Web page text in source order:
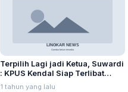
Terpilih Lagi jadi Ketua, Suwardi
: KPUS Kendal Siap Terlibat
Suplai Telur untuk MBG
1 tahun yang lalu